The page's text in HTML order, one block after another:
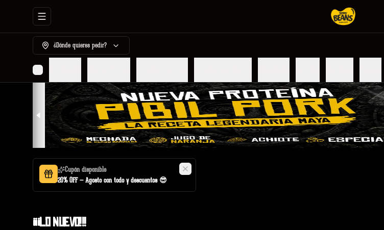
Abrir menu de navegación
¿Dónde quieres pedir?
Cupón disponible
20% OFF — Agosto con todo y descuentos 😎
¡¡¡Lo Nuevo!!!